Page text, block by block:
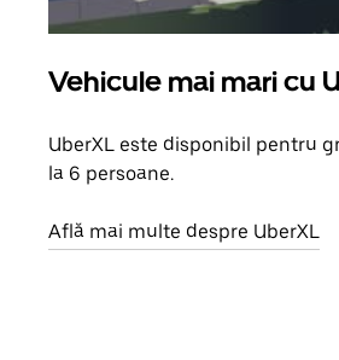
Vehicule mai mari cu
UberXL este disponibil pentru
la 6 persoane.
Află mai multe despre UberXL